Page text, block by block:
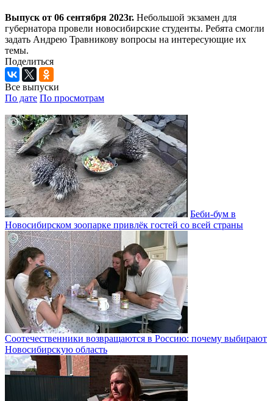
Выпуск от 06 сентября 2023г. Небольшой экзамен для
губернатора провели новосибирские студенты. Ребята смогли
задать Андрею Травникову вопросы на интересующие их
темы.
Поделиться
Все выпуски
По дате По просмотрам
Беби-бум в
Новосибирском зоопарке привлёк гостей со всей страны
Соотечественники возвращаются в Россию: почему выбирают
Новосибирскую область